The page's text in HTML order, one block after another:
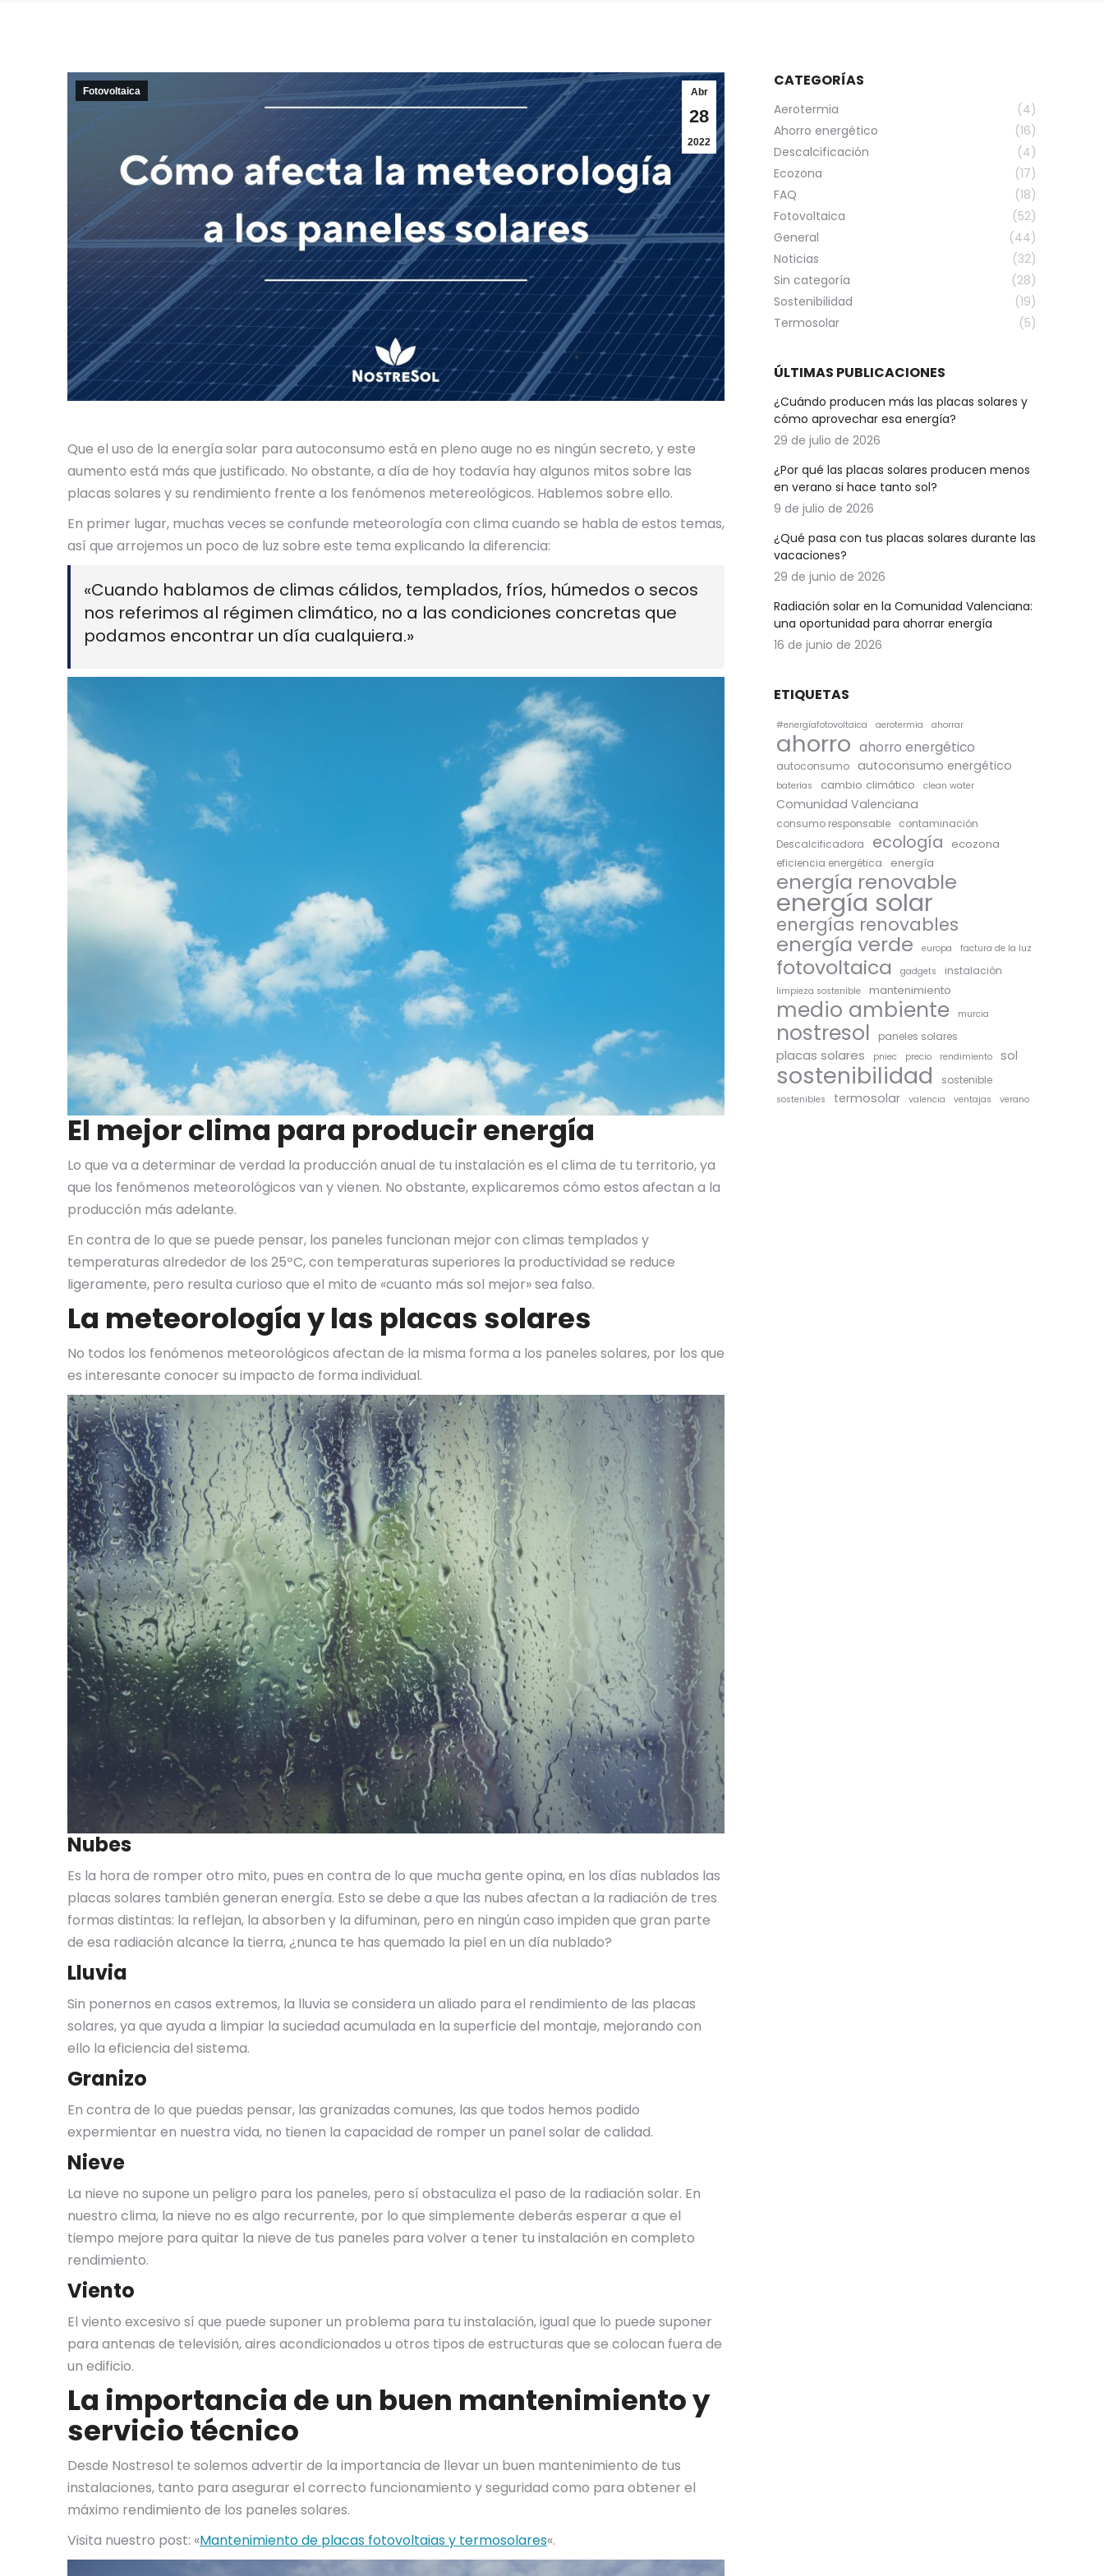
Abr
28
2022
Fotovoltaica
Que el uso de la energía solar para autoconsumo está en pleno auge no es ningún secreto, y este
aumento está más que justificado. No obstante, a día de hoy todavía hay algunos mitos sobre las
placas solares y su rendimiento frente a los fenómenos metereológicos. Hablemos sobre ello.
En primer lugar, muchas veces se confunde meteorología con clima cuando se habla de estos temas,
así que arrojemos un poco de luz sobre este tema explicando la diferencia:
«Cuando hablamos de climas cálidos, templados, fríos, húmedos o secos
nos referimos al régimen climático, no a las condiciones concretas que
podamos encontrar un día cualquiera.»
El mejor clima para producir energía
Lo que va a determinar de verdad la producción anual de tu instalación es el clima de tu territorio, ya
que los fenómenos meteorológicos van y vienen. No obstante, explicaremos cómo estos afectan a la
producción más adelante.
En contra de lo que se puede pensar, los paneles funcionan mejor con climas templados y
temperaturas alrededor de los 25ºC, con temperaturas superiores la productividad se reduce
ligeramente, pero resulta curioso que el mito de «cuanto más sol mejor» sea falso.
La meteorología y las placas solares
No todos los fenómenos meteorológicos afectan de la misma forma a los paneles solares, por los que
es interesante conocer su impacto de forma individual.
Nubes
Es la hora de romper otro mito, pues en contra de lo que mucha gente opina, en los días nublados las
placas solares también generan energía. Esto se debe a que las nubes afectan a la radiación de tres
formas distintas: la reflejan, la absorben y la difuminan, pero en ningún caso impiden que gran parte
de esa radiación alcance la tierra, ¿nunca te has quemado la piel en un día nublado?
Lluvia
Sin ponernos en casos extremos, la lluvia se considera un aliado para el rendimiento de las placas
solares, ya que ayuda a limpiar la suciedad acumulada en la superficie del montaje, mejorando con
ello la eficiencia del sistema.
Granizo
En contra de lo que puedas pensar, las granizadas comunes, las que todos hemos podido
expermientar en nuestra vida, no tienen la capacidad de romper un panel solar de calidad.
Nieve
La nieve no supone un peligro para los paneles, pero sí obstaculiza el paso de la radiación solar. En
nuestro clima, la nieve no es algo recurrente, por lo que simplemente deberás esperar a que el
tiempo mejore para quitar la nieve de tus paneles para volver a tener tu instalación en completo
rendimiento.
Viento
El viento excesivo sí que puede suponer un problema para tu instalación, igual que lo puede suponer
para antenas de televisión, aires acondicionados u otros tipos de estructuras que se colocan fuera de
un edificio.
La importancia de un buen mantenimiento y
servicio técnico
Desde Nostresol te solemos advertir de la importancia de llevar un buen mantenimiento de tus
instalaciones, tanto para asegurar el correcto funcionamiento y seguridad como para obtener el
máximo rendimiento de los paneles solares.
Visita nuestro post: «Mantenimiento de placas fotovoltaias y termosolares«.
CATEGORÍAS
Aerotermia
(4)
Ahorro energético
(16)
Descalcificación
(4)
Ecozona
(17)
FAQ
(18)
Fotovoltaica
(52)
General
(44)
Noticias
(32)
Sin categoría
(28)
Sostenibilidad
(19)
Termosolar
(5)
ÚLTIMAS PUBLICACIONES
¿Cuándo producen más las placas solares y
cómo aprovechar esa energía?
29 de julio de 2026
¿Por qué las placas solares producen menos
en verano si hace tanto sol?
9 de julio de 2026
¿Qué pasa con tus placas solares durante las
vacaciones?
29 de junio de 2026
Radiación solar en la Comunidad Valenciana:
una oportunidad para ahorrar energía
16 de junio de 2026
ETIQUETAS
#energíafotovoltaica aerotermia ahorrar
ahorro ahorro energético
autoconsumo autoconsumo energético
baterías cambio climático clean water
Comunidad Valenciana
consumo responsable
contaminación
Descalcificadora
ecología ecozona
eficiencia energética energía
energía renovable
energía solar
energías renovables
energía verde europa factura de la luz
fotovoltaica gadgets instalación
limpieza sostenible mantenimiento
medio ambiente murcia
nostresol paneles solares
placas solares pniec precio rendimiento sol
sostenibilidad sostenible
sostenibles termosolar valencia ventajas verano